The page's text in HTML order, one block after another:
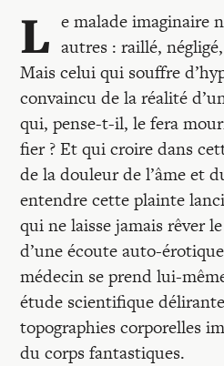
L e malade imaginaire
autres : raillé,
Mais celui qui souffre
convaincu de la réalité
qui, pense-t-il, le fera
fier ? Et qui croire dans
de la douleur de l’âme et
entendre cette plainte
qui ne laisse jamais rêver
d’une écoute auto-
médecin se prend lui-
étude scientifique
topographies corporelles
du corps fantastiques.